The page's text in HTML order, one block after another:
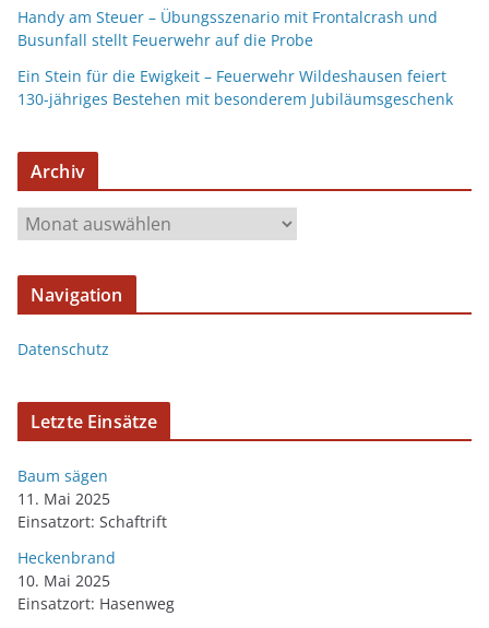
Handy am Steuer – Übungsszenario mit Frontalcrash und
Busunfall stellt Feuerwehr auf die Probe
Ein Stein für die Ewigkeit – Feuerwehr Wildeshausen feiert
130-jähriges Bestehen mit besonderem Jubiläumsgeschenk
Archiv
Navigation
Datenschutz
Letzte Einsätze
Baum sägen
11. Mai 2025
Einsatzort: Schaftrift
Heckenbrand
10. Mai 2025
Einsatzort: Hasenweg